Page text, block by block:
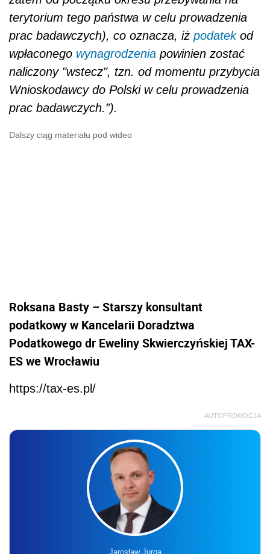
terytorium tego państwa w celu prowadzenia
prac badawczych), co oznacza, iż podatekod
wpłaconego wynagrodzenia powinien zostać
naliczony "wstecz", tzn. od momentu przybycia
Wnioskodawcy do Polski w celu prowadzenia
prac badawczych.”).
Dalszy ciąg materiału pod wideo
Roksana Basty – Starszy konsultant
podatkowy w Kancelarii Doradztwa
Podatkowego dr Eweliny Skwierczyńskiej TAX-
ES we Wrocławiu
https://tax-es.pl/
AUTOPROMOCJA
Jarosław Jurga